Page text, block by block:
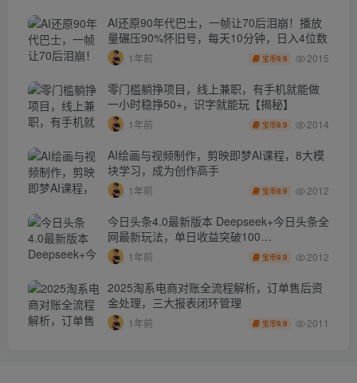
AI还原90年代巴士，一帧让70后泪崩！播放
量碾压90%怀旧号，每天10分钟，日入4位数
1年前 宝币9.9 2015
零门槛躺挣项目，线上兼职，有手机就能做
一小时稳挣50+，识字就能玩【揭秘】
1年前 宝币9.9 2014
AI绘画与视频制作，剪映即梦AI课程，8大模
块学习，成为创作高手
1年前 宝币9.9 2012
今日头条4.0最新版本 Deepseek+今日头条全
网最新玩法，单日收益突破100…
1年前 宝币9.9 2012
2025淘系电商对账全流程解析，订单售后资
金处理，三大报表闭环管理
1年前 宝币9.9 2011